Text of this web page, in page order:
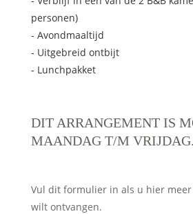
personen)
- Avondmaaltijd
- Uitgebreid ontbijt
- Lunchpakket
DIT ARRANGEMENT IS
MAANDAG T/M VRIJDAG.
Vul dit formulier in als u hier
wilt ontvangen.